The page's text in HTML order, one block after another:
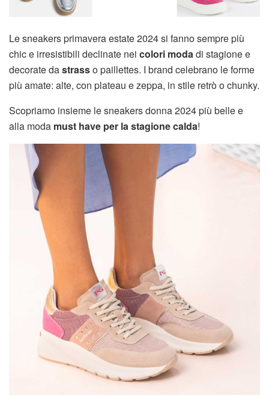
Le sneakers primavera estate 2024 si fanno sempre più
chic e irresistibili declinate nei colori moda di stagione e
decorate dastrasso paillettes. I brand celebrano le forme
più amate: alte, con plateau e zeppa, in stile retrò o chunky.
Scopriamo insieme le sneakers donna 2024 più belle e
alla moda must have per la stagione calda!